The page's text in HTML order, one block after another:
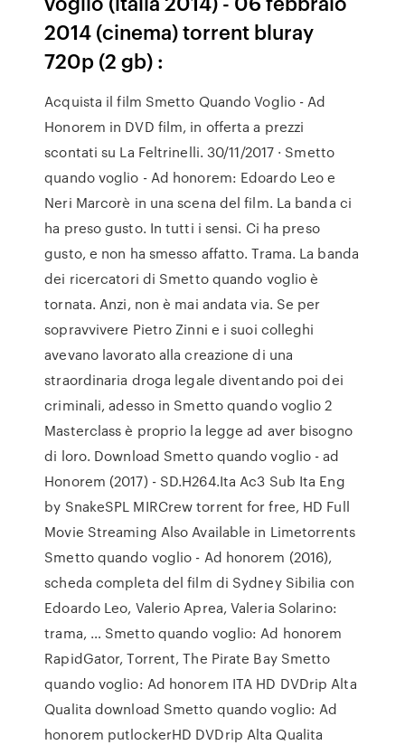
2014 (cinema) torrent bluray
720p (2 gb) :
Acquista il film Smetto Quando Voglio - Ad
Honorem in DVD film, in offerta a prezzi
scontati su La Feltrinelli. 30/11/2017 · Smetto
quando voglio - Ad honorem: Edoardo Leo e
Neri Marcorè in una scena del film. La banda ci
ha preso gusto. In tutti i sensi. Ci ha preso
gusto, e non ha smesso affatto. Trama. La banda
dei ricercatori di Smetto quando voglio è
tornata. Anzi, non è mai andata via. Se per
sopravvivere Pietro Zinni e i suoi colleghi
avevano lavorato alla creazione di una
straordinaria droga legale diventando poi dei
criminali, adesso in Smetto quando voglio 2
Masterclass è proprio la legge ad aver bisogno
di loro. Download Smetto quando voglio - ad
Honorem (2017) - SD.H264.Ita Ac3 Sub Ita Eng
by SnakeSPL MIRCrew torrent for free, HD Full
Movie Streaming Also Available in Limetorrents
Smetto quando voglio - Ad honorem (2016),
scheda completa del film di Sydney Sibilia con
Edoardo Leo, Valerio Aprea, Valeria Solarino:
trama, … Smetto quando voglio: Ad honorem
RapidGator, Torrent, The Pirate Bay Smetto
quando voglio: Ad honorem ITA HD DVDrip Alta
Qualita download Smetto quando voglio: Ad
honorem putlockerHD DVDrip Alta Qualita